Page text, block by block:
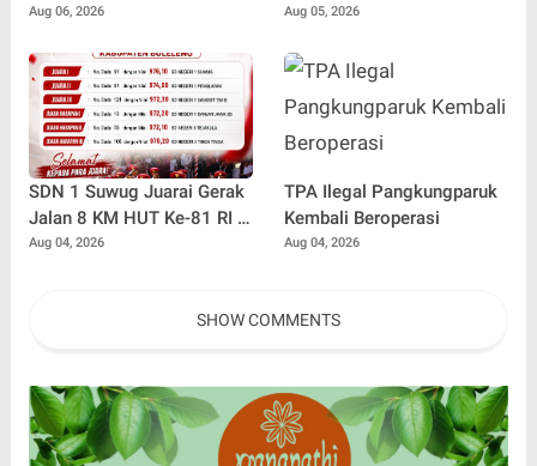
Selamat, Tim SAR Gunakan
Aug 06, 2026
Meditasi, WNA Australia
Singaraja
Aug 05, 2026
SDN 1 Suwug Juarai Gerak
Jalan 8 KM HUT Ke-81 RI di
Buleleng
Aug 04, 2026
TPA Ilegal Pangkungparuk
Kembali Beroperasi
Aug 04, 2026
SHOW COMMENTS